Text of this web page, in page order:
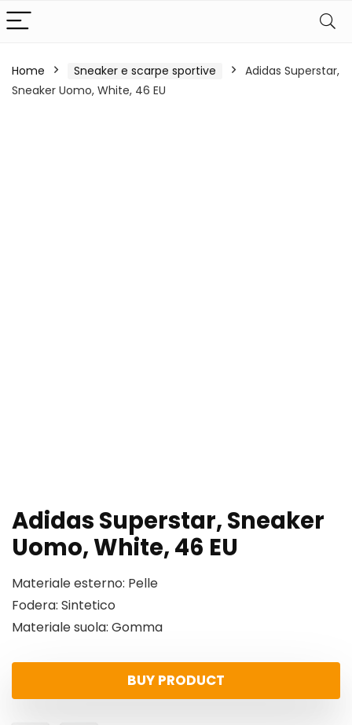
Home Sneaker e scarpe sportive
Adidas Superstar,
Sneaker Uomo, White, 46 EU
Adidas Superstar, Sneaker
Uomo, White, 46 EU
Materiale esterno: Pelle
Fodera: Sintetico
Materiale suola: Gomma
BUY PRODUCT